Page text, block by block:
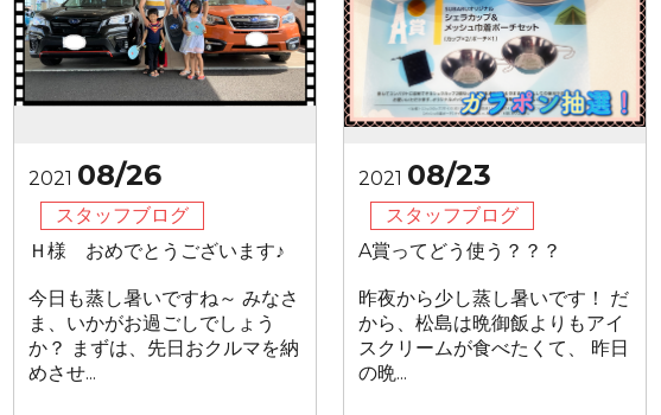
2021 08/26
スタッフブログ
Ｈ様 おめでとうございます♪
今日も蒸し暑いですね～ みなさ
ま、いかがお過ごしでしょう
か？ まずは、先日おクルマを納
めさせ...
2021 08/23
スタッフブログ
A賞ってどう使う？？？
昨夜から少し蒸し暑いです！ だ
から、松島は晩御飯よりもアイ
スクリームが食べたくて、 昨日
の晩...